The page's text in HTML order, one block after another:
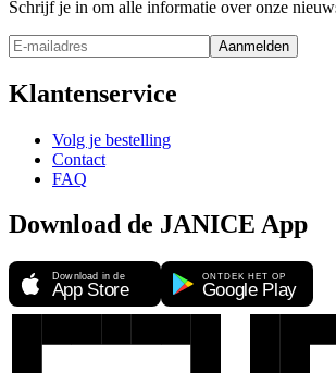
Schrijf je in om alle informatie over onze
Aanmelden
Klantenservice
Volg je bestelling
Contact
FAQ
Download de JANICE App